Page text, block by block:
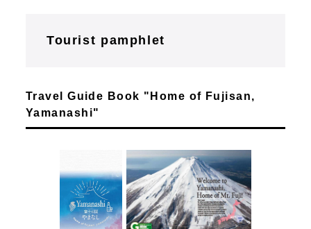
Tourist pamphlet
Travel Guide Book "Home of Fujisan,
Yamanashi"